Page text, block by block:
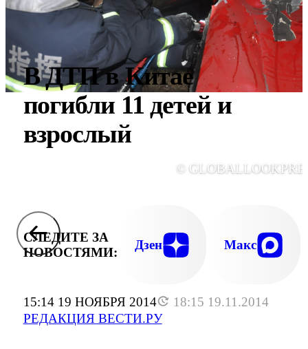
15:14 19 НОЯБРЯ 2014
18:15 19.11.2014
РЕДАКЦИЯ ВЕСТИ.РУ
В ДТП в Китае
погибли 11 детей и
взрослый
©
СЛЕДИТЕ ЗА
НОВОСТЯМИ:
Дзен Макс